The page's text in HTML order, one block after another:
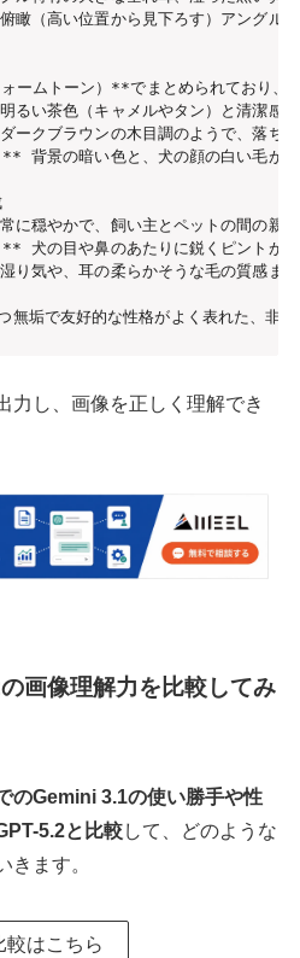
高い位置から見下ろす）アングルで
ームトーン）**でまとめられており、
茶色（キャメルやタン）と清潔感の
ブラウンの木目調のようで、落ち着
景の暗い色と、犬の顔の白い毛が対
やかで、飼い主とペットの間の親密
の目や鼻のあたりに鋭くピントが合っ
や、耳の柔らかそうな毛の質感まで
力し、画像を正しく理解でき
画像理解力を比較してみ
のGemini 3.1の使い勝手や性
5.2と比較して、どのような
きます。
較はこちら